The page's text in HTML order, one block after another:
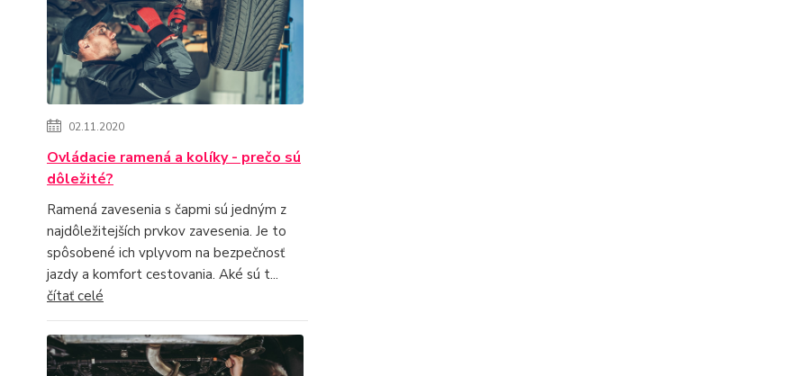
02.11.2020
Ovládacie ramená a kolíky - prečo sú
dôležité?
Ramená zavesenia s čapmi sú jedným z
najdôležitejších prvkov zavesenia. Je to
spôsobené ich vplyvom na bezpečnosť
jazdy a komfort cestovania. Aké sú t...
čítať celé